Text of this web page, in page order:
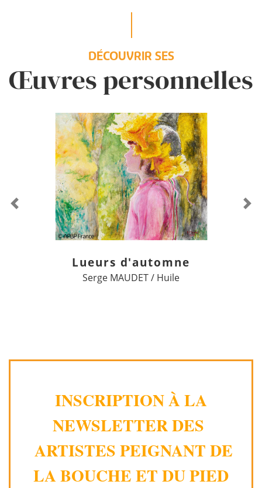
DÉCOUVRIR SES
Œuvres personnelles
Lueurs d'automne
Serge MAUDET / Huile
Previous
INSCRIPTION À LA
NEWSLETTER DES
ARTISTES PEIGNANT DE
LA BOUCHE ET DU PIED